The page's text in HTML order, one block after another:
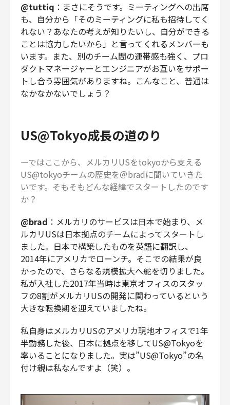
@tuttiq ：まさにそうです。ミーティングへの出席
も、自分から「そのミーティングに私も招待してく
れない？あなたの考えが知りたいし、自分ができる
ことは協力したいから」と言ってくれるメンバーも
います。また、別のチーム間の連帯感も強く、プロ
ダクトマネージャーとエンジニアがお互いをサポー
トし合う雰囲気がありますね。こんなこと、普通は
なかなかないでしょう？
US@Tokyo成長の道のり
ーではここから、メルカリUSをtokyoから支える
US@tokyoチームの歴史を＠bradに聞いていきた
いです。そもそもどんな経緯でスタートしたのです
か？
@brad ：メルカリのサービスは日本で始まり、メ
ルカリUSは日本拠点のチームによってスタートし
ました。日本で構築したものを英語に翻訳し、
2014年にアメリカでローンチ。そこでの結果が良
かったので、さらなる規模拡大へ舵を切りました。
私が入社した2017年当時は東京オフィスのスタッ
フの8割がメルカリUSの開発に関わっているという
大きな転換期を迎えていましたね。
私自身はメルカリUSのアメリカ現地オフィスで1年
半勤務した後、日本に拠点を移してUS@Tokyoを
率いることになりました。実は”US@Tokyo”の名
付け親は私なんですよ（笑）。